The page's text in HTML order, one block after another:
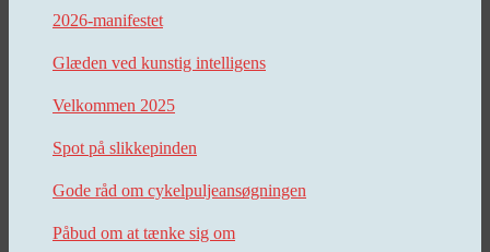
2026-manifestet
Glæden ved kunstig intelligens
Velkommen 2025
Spot på slikkepinden
Gode råd om cykelpuljeansøgningen
Påbud om at tænke sig om